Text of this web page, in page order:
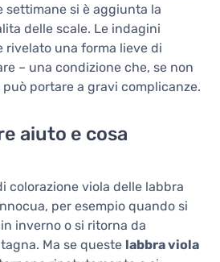
settimane si è aggiunta la
delle scale. Le indagini
rivelato una forma lieve di
– una condizione che, se non
portare a gravi complicanze.
aiuto e cosa
colorazione viola delle labbra
per esempio quando si
inverno o si ritorna da
Ma se queste labbra viola